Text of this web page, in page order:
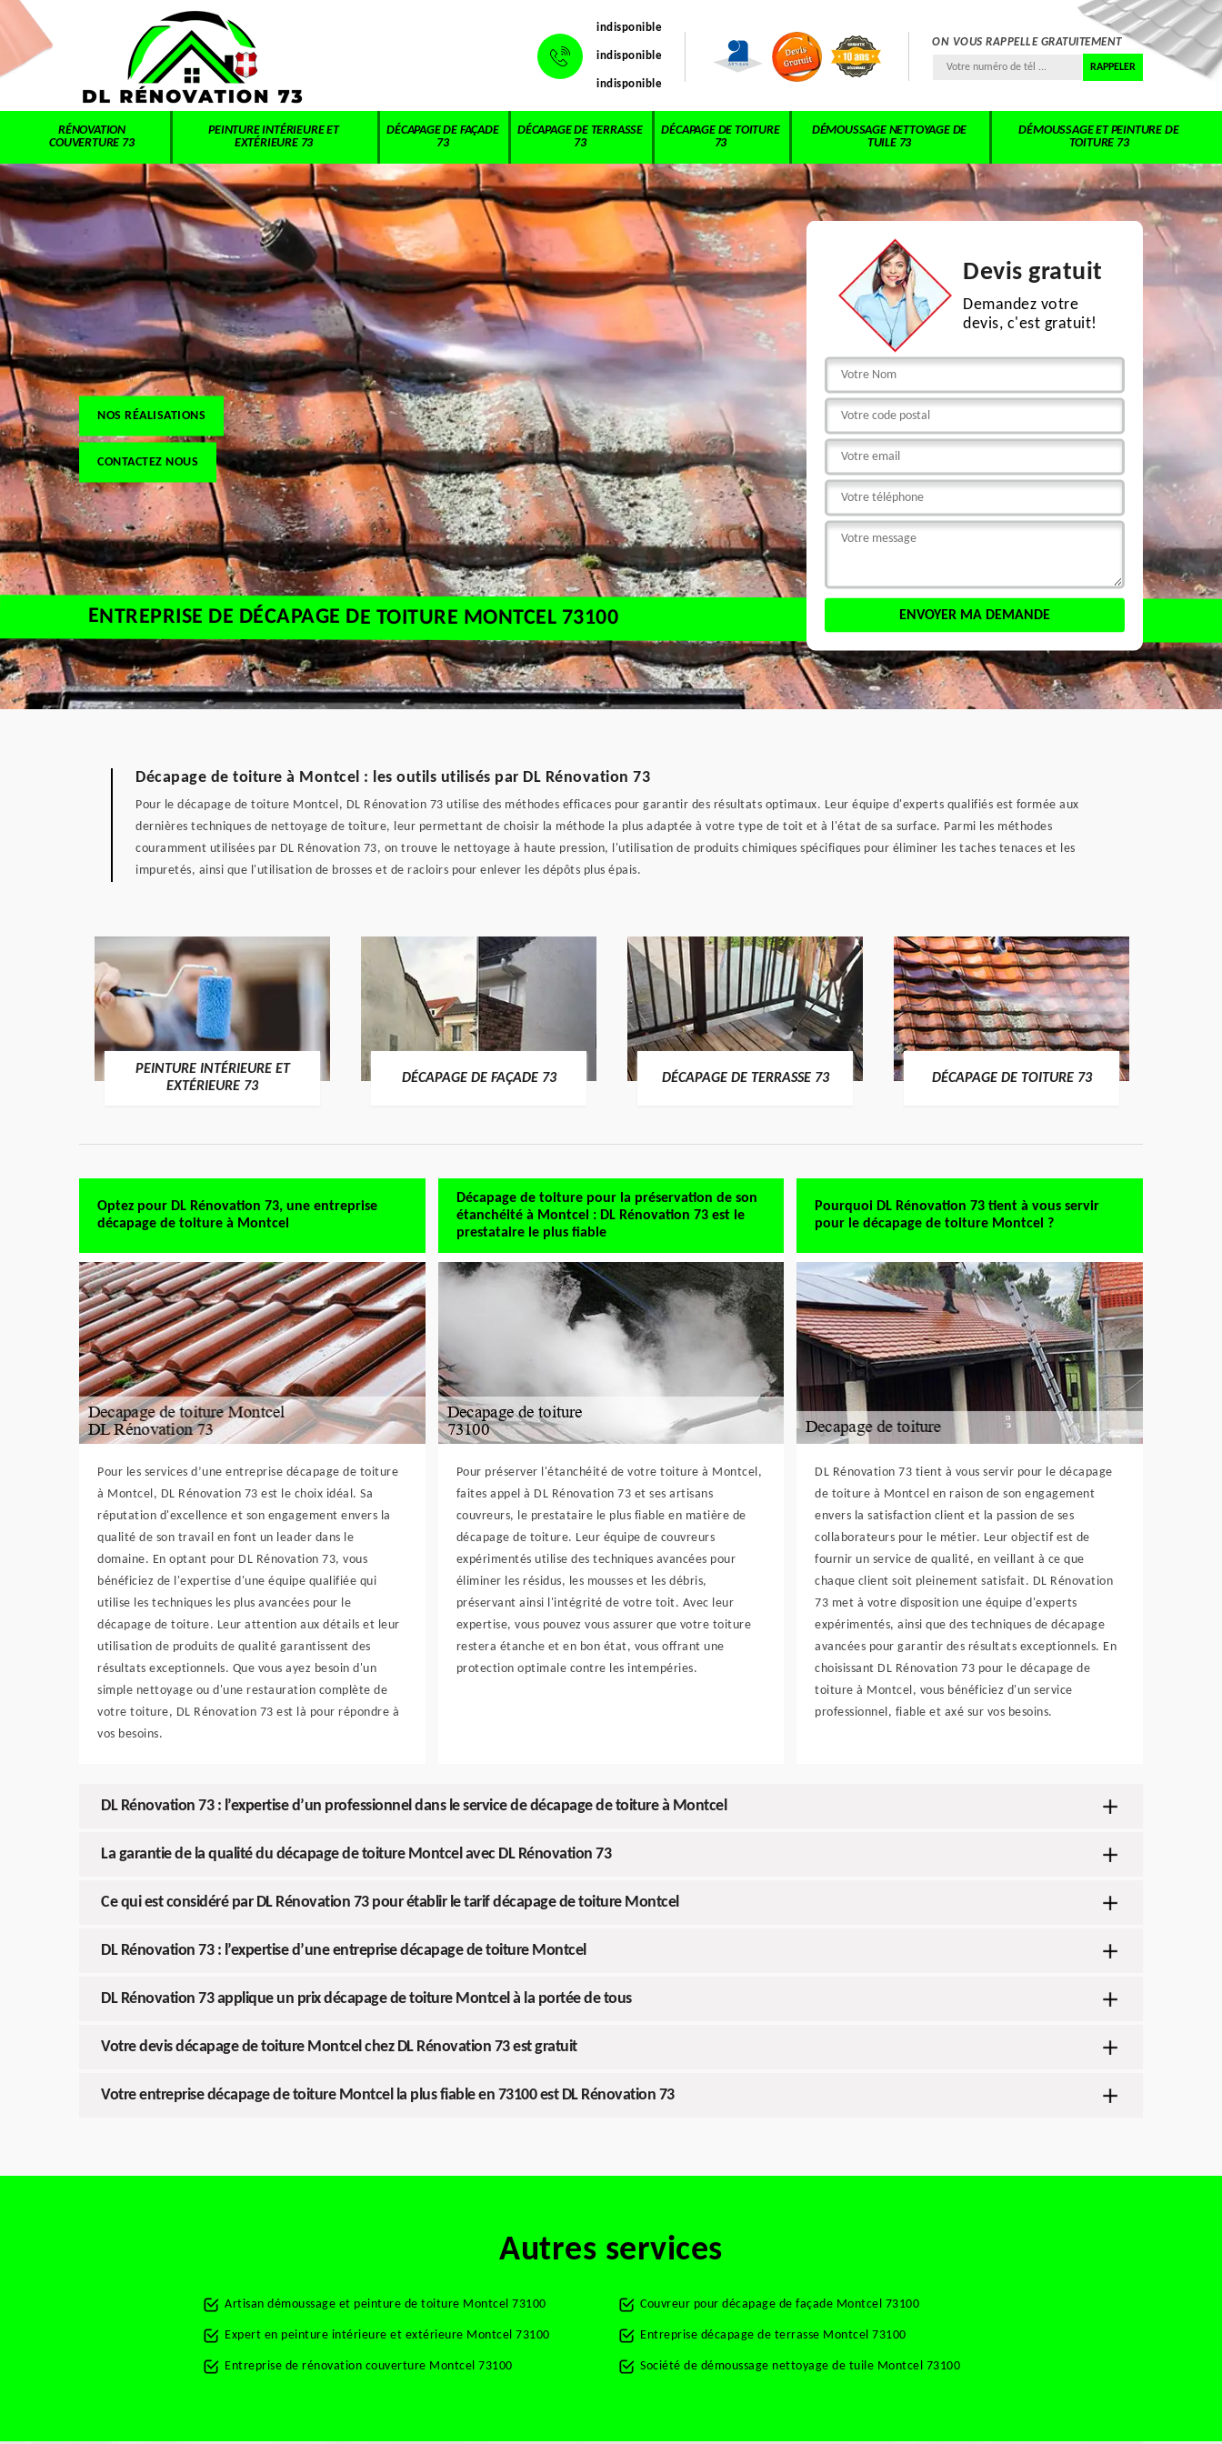
indisponible
indisponible
indisponible
ON VOUS RAPPELLE GRATUITEMENT
RÉNOVATION
COUVERTURE 73
PEINTURE INTÉRIEURE ET
EXTÉRIEURE 73
DÉCAPAGE DE FAÇADE
73
DÉCAPAGE DE TERRASSE
73
DÉCAPAGE DE TOITURE
73
DÉMOUSSAGE NETTOYAGE DE
TUILE 73
DÉMOUSSAGE ET PEINTURE DE
TOITURE 73
NOS RÉALISATIONS
CONTACTEZ NOUS
Devis gratuit
Demandez votre
devis, c'est gratuit!
ENTREPRISE DE DÉCAPAGE DE TOITURE MONTCEL 73100
Décapage de toiture à Montcel : les outils utilisés par DL Rénovation 73
Pour le décapage de toiture Montcel, DL Rénovation 73 utilise des méthodes efficaces pour garantir des résultats optimaux. Leur équipe d'experts qualifiés est formée aux
dernières techniques de nettoyage de toiture, leur permettant de choisir la méthode la plus adaptée à votre type de toit et à l'état de sa surface. Parmi les méthodes
couramment utilisées par DL Rénovation 73, on trouve le nettoyage à haute pression, l'utilisation de produits chimiques spécifiques pour éliminer les taches tenaces et les
impuretés, ainsi que l'utilisation de brosses et de racloirs pour enlever les dépôts plus épais.
PEINTURE INTÉRIEURE ET
EXTÉRIEURE 73
DÉCAPAGE DE FAÇADE 73 DÉCAPAGE DE TERRASSE 73 DÉCAPAGE DE TOITURE 73
Optez pour DL Rénovation 73, une entreprise
décapage de toiture à Montcel
Pour les services d’une entreprise décapage de toiture
à Montcel, DL Rénovation 73 est le choix idéal. Sa
réputation d'excellence et son engagement envers la
qualité de son travail en font un leader dans le
domaine. En optant pour DL Rénovation 73, vous
bénéficiez de l'expertise d'une équipe qualifiée qui
utilise les techniques les plus avancées pour le
décapage de toiture. Leur attention aux détails et leur
utilisation de produits de qualité garantissent des
résultats exceptionnels. Que vous ayez besoin d'un
simple nettoyage ou d'une restauration complète de
votre toiture, DL Rénovation 73 est là pour répondre à
vos besoins.
Décapage de toiture pour la préservation de son
étanchéité à Montcel : DL Rénovation 73 est le
prestataire le plus fiable
Pour préserver l'étanchéité de votre toiture à Montcel,
faites appel à DL Rénovation 73 et ses artisans
couvreurs, le prestataire le plus fiable en matière de
décapage de toiture. Leur équipe de couvreurs
expérimentés utilise des techniques avancées pour
éliminer les résidus, les mousses et les débris,
préservant ainsi l'intégrité de votre toit. Avec leur
expertise, vous pouvez vous assurer que votre toiture
restera étanche et en bon état, vous offrant une
protection optimale contre les intempéries.
Pourquoi DL Rénovation 73 tient à vous servir
pour le décapage de toiture Montcel ?
DL Rénovation 73 tient à vous servir pour le décapage
de toiture à Montcel en raison de son engagement
envers la satisfaction client et la passion de ses
collaborateurs pour le métier. Leur objectif est de
fournir un service de qualité, en veillant à ce que
chaque client soit pleinement satisfait. DL Rénovation
73 met à votre disposition une équipe d'experts
expérimentés, ainsi que des techniques de décapage
avancées pour garantir des résultats exceptionnels. En
choisissant DL Rénovation 73 pour le décapage de
toiture à Montcel, vous bénéficiez d'un service
professionnel, fiable et axé sur vos besoins.
DL Rénovation 73 : l’expertise d’un professionnel dans le service de décapage de toiture à Montcel
La garantie de la qualité du décapage de toiture Montcel avec DL Rénovation 73
Ce qui est considéré par DL Rénovation 73 pour établir le tarif décapage de toiture Montcel
DL Rénovation 73 : l’expertise d’une entreprise décapage de toiture Montcel
DL Rénovation 73 applique un prix décapage de toiture Montcel à la portée de tous
Votre devis décapage de toiture Montcel chez DL Rénovation 73 est gratuit
Votre entreprise décapage de toiture Montcel la plus fiable en 73100 est DL Rénovation 73
Autres services
Artisan démoussage et peinture de toiture Montcel 73100
Expert en peinture intérieure et extérieure Montcel 73100
Entreprise de rénovation couverture Montcel 73100
Couvreur pour décapage de façade Montcel 73100
Entreprise décapage de terrasse Montcel 73100
Société de démoussage nettoyage de tuile Montcel 73100